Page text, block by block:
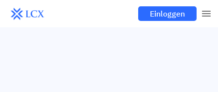
Einloggen